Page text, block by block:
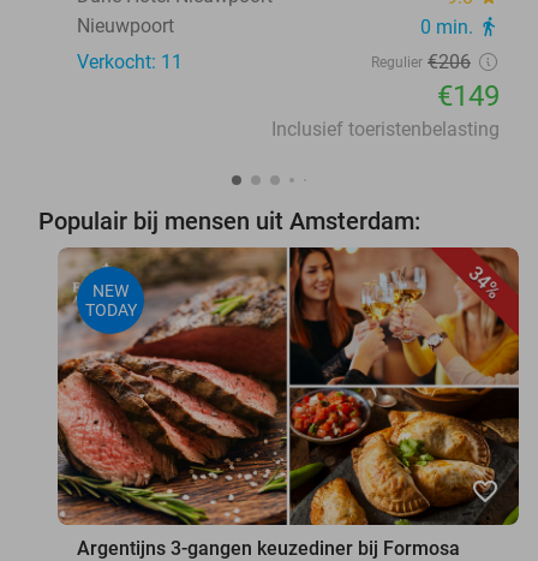
Nieuwpoort 0 min. directions_walk
Verkocht: 11 Regulier €206
€149
Inclusief toeristenbelasting
Populair bij mensen uit Amsterdam:
34%
NEW
TODAY
favorite_border
Argentijns 3-gangen keuzediner bij Formosa